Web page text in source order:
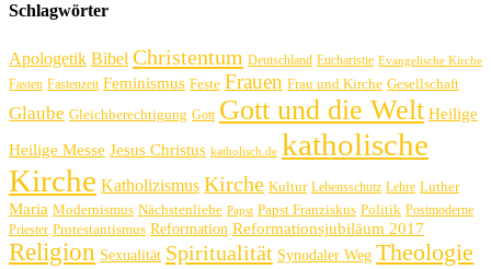
Schlagwörter
Apologetik Bibel Christentum Deutschland Eucharistie Evangelische Kirche
Fasten Fastenzeit Feminismus Feste Frauen Frau und Kirche Gesellschaft
Glaube Gleichberechtigung Gott Gott und die Welt Heilige
Heilige Messe Jesus Christus katholisch.de katholische
Kirche Katholizismus Kirche Kultur Lebensschutz Lehre Luther
Maria Modernismus Nächstenliebe Papst Papst Franziskus Politik Postmoderne
Priester Protestantismus Reformation Reformationsjubiläum 2017
Religion Sexualität Spiritualität Synodaler Weg Theologie